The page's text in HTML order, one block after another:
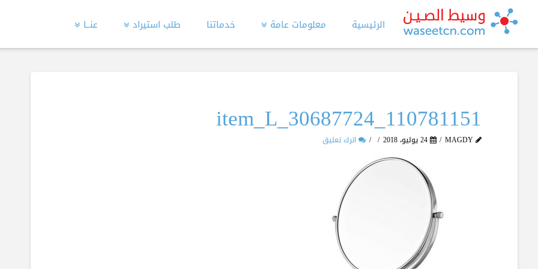
الرئيسية معلومات عامة خدماتنا طلب استيراد عنــا
item_L_30687724_110781151
MAGDY 24 يوليو، 2018 اترك تعليق